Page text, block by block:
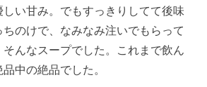
い甘み。でもすっきりしてて後味
のけで、なみなみ注いでもらって
んなスープでした。これまで飲ん
中の絶品でした。